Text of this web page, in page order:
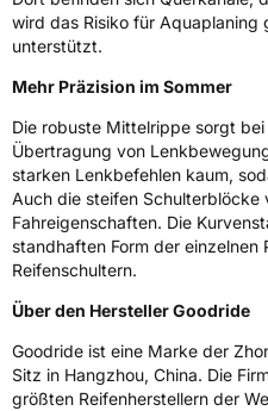
EffizienzD
NasshaftungB
Rollgeräusch (Klasse) B
Rollgeräusch (dB)72
FahrzeugklasseC1
EisgripNein
EPREL ID452501
wird das Risiko für
unterstützt.
Mehr Präzision im Sommer
Die robuste Mittelrippe sorgt
Übertragung von
starken Lenkbefehlen kaum,
Auch die steifen Schulterblöcke
Fahreigenschaften. Die
standhaften Form der einzelnen
Reifenschultern.
Über den Hersteller Goodride
Goodride ist eine Marke der
Sitz in Hangzhou, China. Die
größten Reifenherstellern der